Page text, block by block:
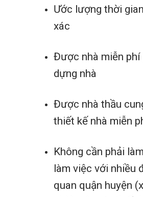
Ước lượng thời
xác
Được nhà miễn phí
dựng nhà
Được nhà thầu
thiết kế nhà miễn
Không cần phải
làm việc với nhiều
quan quận huyện